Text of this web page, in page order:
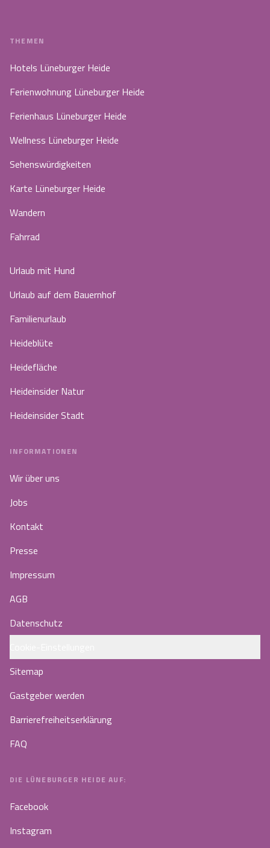
THEMEN
Hotels Lüneburger Heide
Ferienwohnung Lüneburger Heide
Ferienhaus Lüneburger Heide
Wellness Lüneburger Heide
Sehenswürdigkeiten
Karte Lüneburger Heide
Wandern
Fahrrad
Urlaub mit Hund
Urlaub auf dem Bauernhof
Familienurlaub
Heideblüte
Heidefläche
Heideinsider Natur
Heideinsider Stadt
INFORMATIONEN
Wir über uns
Jobs
Kontakt
Presse
Impressum
AGB
Datenschutz
Sitemap
Gastgeber werden
Barrierefreiheitserklärung
FAQ
DIE LÜNEBURGER HEIDE AUF:
Facebook
Instagram